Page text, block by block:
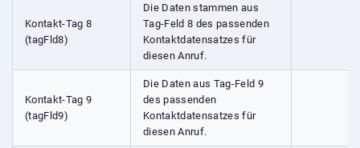
Kontakt-Tag 8
(tagFld8)
Die Daten stammen aus
Tag-Feld 8 des passenden
Kontaktdatensatzes für
diesen Anruf.
Kontakt-Tag 9
(tagFld9)
Die Daten aus Tag-Feld 9
des passenden
Kontaktdatensatzes für
diesen Anruf.